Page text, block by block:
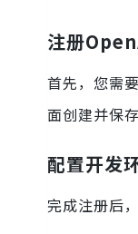
注册
首先，您需
面创建并保
配置开发
完成注册后